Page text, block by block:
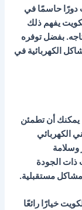
دورًا حاسمًا في
يفهم ذلك
بفضل توفره
الكهربائية في
يمكنك أن تطمئن
الكهربائي
وسلامة
ذات الجودة
مستقبلية.
خيارًا رائعًا